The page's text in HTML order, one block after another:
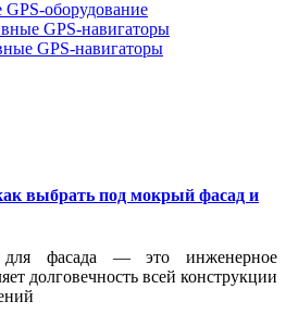
оборудование
GPS-навигаторы
GPS-навигаторы
выбрать под мокрый фасад и
для фасада — это инженерное
долговечность всей конструкции